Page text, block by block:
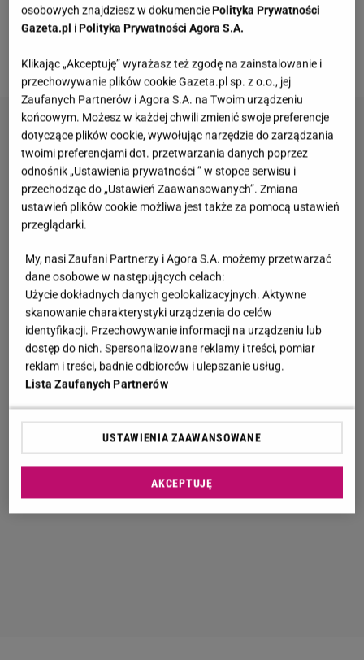
jednocześnie charakter, który od lat przyciąga
wierną publiczność. Teraz w sieci pojawił się ważny
komunikat.
osobowych znajdziesz w dokumenciePolityka Prywatności
Gazeta.pl iPolityka Prywatności Agora S.A.
Klikając „Akceptuję” wyrażasz też zgodę na zainstalowanie i
przechowywanie plików cookie Gazeta.pl sp. z o.o., jej
Zaufanych Partnerów i Agora S.A. na Twoim urządzeniu
końcowym. Możesz w każdej chwili zmienić swoje preferencje
dotyczące plików cookie, wywołując narzędzie do zarządzania
twoimi preferencjami dot. przetwarzania danych poprzez
odnośnik „Ustawienia prywatności ” w stopce serwisu i
przechodząc do „Ustawień Zaawansowanych”. Zmiana
ustawień plików cookie możliwa jest także za pomocą ustawień
przeglądarki.
My, nasi Zaufani Partnerzy i Agora S.A. możemy przetwarzać
dane osobowe w następujących celach:
Użycie dokładnych danych geolokalizacyjnych. Aktywne
skanowanie charakterystyki urządzenia do celów
identyfikacji. Przechowywanie informacji na urządzeniu lub
dostęp do nich. Spersonalizowane reklamy i treści, pomiar
reklam i treści, badnie odbiorców i ulepszanie usług.
Lista Zaufanych Partnerów
USTAWIENIA ZAAWANSOWANE
AKCEPTUJĘ